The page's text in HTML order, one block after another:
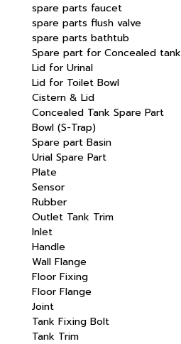
spare parts faucet
spare parts flush valve
spare parts bathtub
Spare part for Concealed tank
Lid for Urinal
Lid for Toilet Bowl
Cistern & Lid
Concealed Tank Spare Part
Bowl (S-Trap)
Spare part Basin
Urial Spare Part
Plate
Sensor
Rubber
Outlet Tank Trim
Inlet
Handle
Wall Flange
Floor Fixing
Floor Flange
Joint
Tank Fixing Bolt
Tank Trim